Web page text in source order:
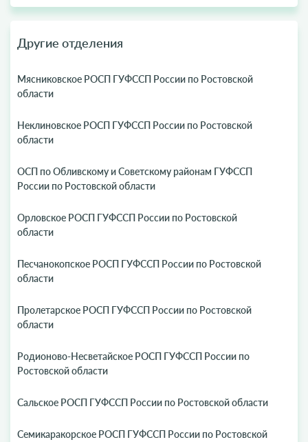
Другие отделения
Мясниковское РОСП ГУФССП России по Ростовской
области
Неклиновское РОСП ГУФССП России по Ростовской
области
ОСП по Обливскому и Советскому районам ГУФССП
России по Ростовской области
Орловское РОСП ГУФССП России по Ростовской
области
Песчанокопское РОСП ГУФССП России по Ростовской
области
Пролетарское РОСП ГУФССП России по Ростовской
области
Родионово-Несветайское РОСП ГУФССП России по
Ростовской области
Сальское РОСП ГУФССП России по Ростовской области
Семикаракорское РОСП ГУФССП России по Ростовской